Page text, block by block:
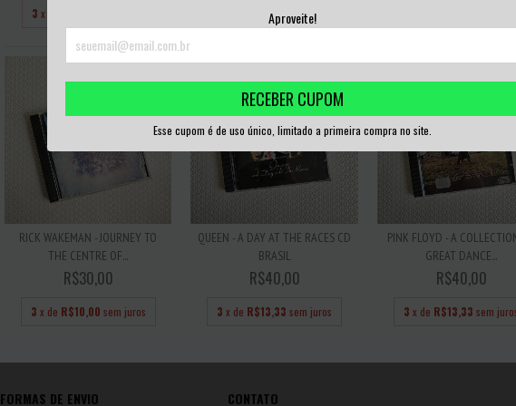
Aproveite!
RECEBER CUPOM
Esse cupom é de uso único, limitado a primeira compra no site.
3 x de R$16,67sem juros
RICK WAKEMAN - JOURNEY TO
THE CENTRE OF...
R$30,00
3 x de R$10,00 sem juros
QUEEN - A DAY AT THE RACES CD
BRASIL
R$40,00
3 x de R$13,33 sem juros
PINK FLOYD - A
GREAT DANCE...
R$40,00
3 x de R$13,33 sem
FORMAS DE ENVIO CONTATO